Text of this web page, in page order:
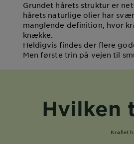
Grundet hårets struktur er
hårets naturlige olier har
manglende definition, hvor
knække.
Heldigvis findes der flere
Men første trin på vejen til
Hvilken
Krøllet